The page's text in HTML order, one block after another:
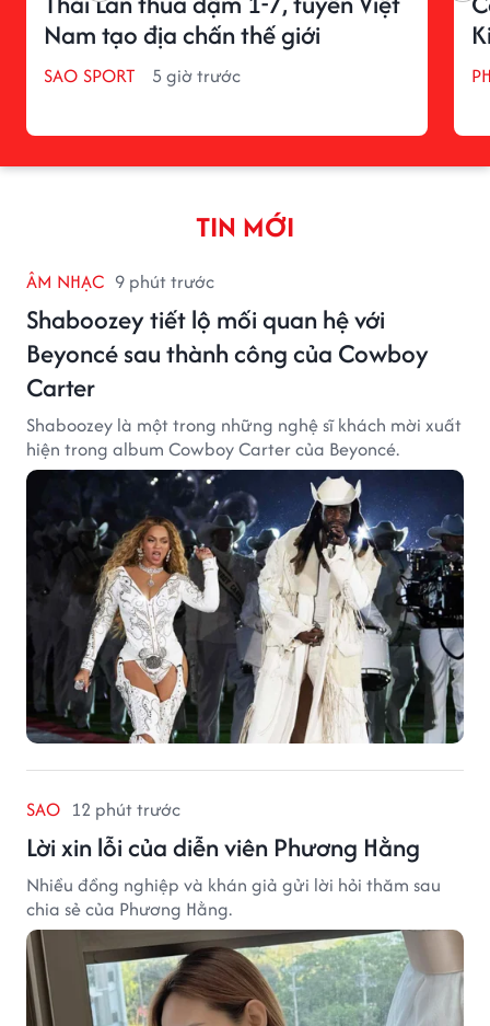
Nam tạo địa chấn thế giới
SAO SPORT 5 giờ trước
TIN MỚI
ÂM NHẠC 9 phút trước
Shaboozey tiết lộ mối quan hệ với
Beyoncé sau thành công của Cowboy
Carter
Shaboozey là một trong những nghệ sĩ khách mời xuất
hiện trong album Cowboy Carter của Beyoncé.
SAO 12 phút trước
Lời xin lỗi của diễn viên Phương Hằng
Nhiều đồng nghiệp và khán giả gửi lời hỏi thăm sau
chia sẻ của Phương Hằng.